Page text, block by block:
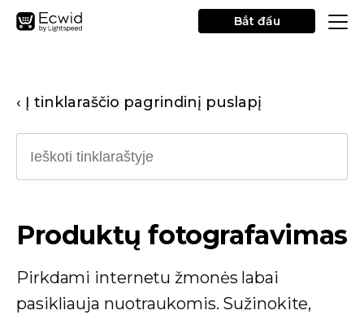
Bắt đầu
‹ Į tinklaraščio pagrindinį puslapį
Produktų fotografavimas
Pirkdami internetu žmonės labai
pasikliauja nuotraukomis. Sužinokite,